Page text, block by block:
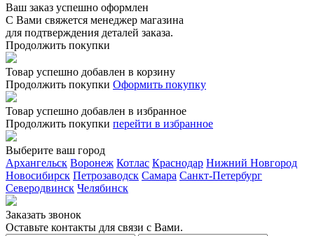
Ваш заказ успешно оформлен
С Вами свяжется менеджер магазина
для подтверждения деталей заказа.
Продолжить покупки
Товар успешно добавлен в корзину
Продолжить покупки Оформить покупку
Товар успешно добавлен в избранное
Продолжить покупки перейти в избранное
Выберите ваш город
Архангельск Воронеж Котлас Краснодар Нижний Новгород
Новосибирск Петрозаводск Самара Санкт-Петербург
Северодвинск Челябинск
Заказать звонoк
Оставьте контакты для связи с Вами.